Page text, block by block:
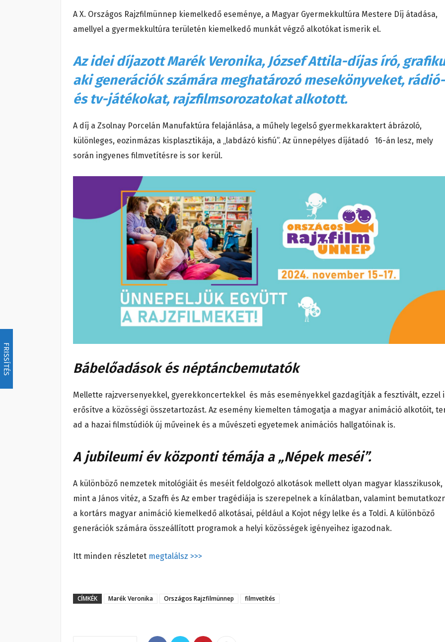
FRISSÍTÉS
A X. Országos Rajzfilmünnep kiemelkedő eseménye, a Magyar Gyermekkultúra Mestere Díj átadása,
amellyel a gyermekkultúra területén kiemelkedő munkát végző alkotókat ismerik el.
Az idei díjazott Marék Veronika, József Attila-díjas író,
aki generációk számára meghatározó mesekönyveket, rádió-
és tv-játékokat, rajzfilmsorozatokat alkotott.
A díj a Zsolnay Porcelán Manufaktúra felajánlása, a műhely legelső gyermekkaraktert ábrázoló,
különleges, eozinmázas kisplasztikája, a „labdázó kisfiú”. Az ünnepélyes díjátadó 16-án lesz, mely
során ingyenes filmvetítésre is sor kerül.
Bábelőadások és néptáncbemutatók
Mellette rajzversenyekkel, gyerekkoncertekkel és más eseményekkel gazdagítják a fesztivált, ezzel
erősítve a közösségi összetartozást. Az esemény kiemelten támogatja a magyar animáció alkotóit,
ad a hazai filmstúdiók új műveinek és a művészeti egyetemek animációs hallgatóinak is.
A jubileumi év központi témája a „Népek meséi”.
A különböző nemzetek mitológiáit és meséit feldolgozó alkotások mellett olyan magyar klasszikusok,
mint a János vitéz, a Szaffi és Az ember tragédiája is szerepelnek a kínálatban, valamint
a kortárs magyar animáció kiemelkedő alkotásai, például a Kojot négy lelke és a Toldi. A különböző
generációk számára összeállított programok a helyi közösségek igényeihez igazodnak.
Itt minden részletet megtalálsz >>>
CÍMKÉK Marék Veronika Országos Rajzfilmünnep filmvetítés